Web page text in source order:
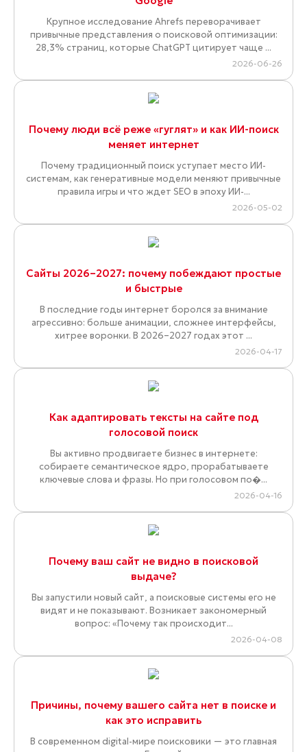
дополнение к электронной корзине
(указание минимальной суммы заказа,
условия акций и т. д.).
Таким образом, UX-тексты должны стать
которое будет полезным для пользователей.
Если вы хотите, чтобы их подготовкой
занимались профессионалы, обратитесь к
специалистам нашей веб-студии.
Комментарии
Добавить комментарий / отзыв
Новая реальность контент-маркетинга: треть
цитируемых ChatGPT страниц невидимы для
Google
Крупное исследование Ahrefs переворачивает
привычные представления о поисковой оптимизации:
2026-06-26
Почему люди всё реже «гуглят» и как ИИ-поиск
меняет интернет
Почему традиционный поиск уступает место ИИ-
системам, как генеративные модели меняют привычные
правила игры и что ждет SEO в эпоху ИИ-...
2026-05-02
Сайты 2026–2027: почему побеждают простые
и быстрые
В последние годы интернет боролся за внимание
агрессивно: больше анимации, сложнее интерфейсы,
хитрее воронки. В 2026–2027 годах этот ...
2026-04-17